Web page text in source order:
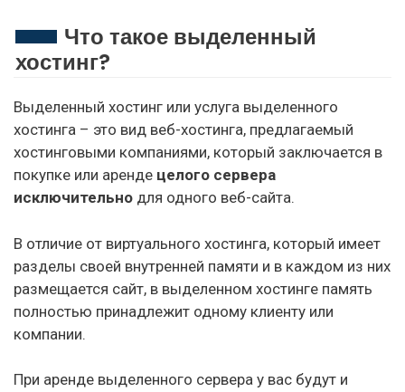
Что такое выделенный
хостинг?
Выделенный хостинг или услуга выделенного
хостинга – это вид веб-хостинга, предлагаемый
хостинговыми компаниями, который заключается в
покупке или аренде целого сервера
исключительно для одного веб-сайта.
В отличие от виртуального хостинга, который имеет
разделы своей внутренней памяти и в каждом из них
размещается сайт, в выделенном хостинге память
полностью принадлежит одному клиенту или
компании.
При аренде выделенного сервера у вас будут и